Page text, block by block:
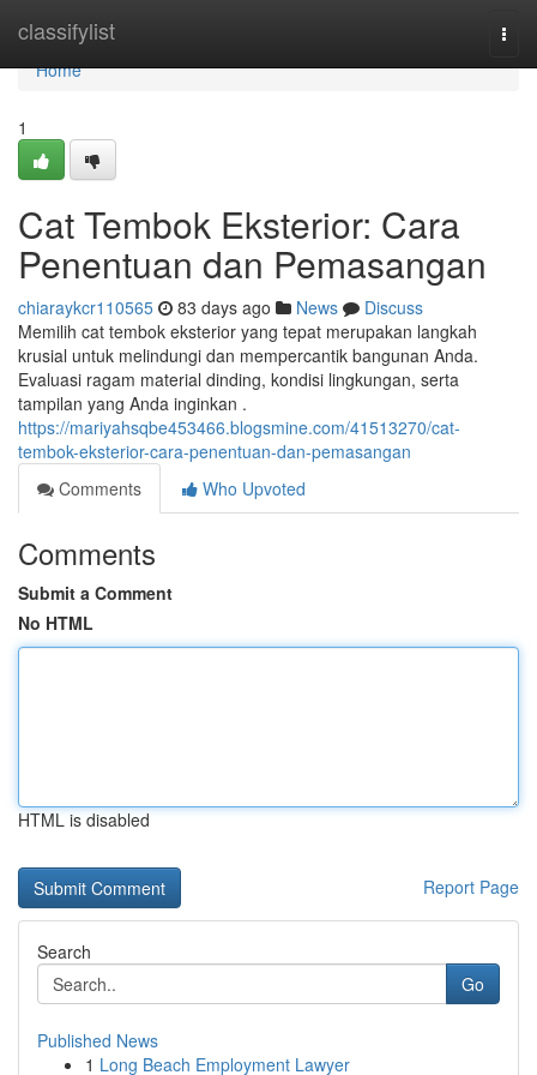
classifylist
Home
Home
1
Cat Tembok Eksterior: Cara
Penentuan dan Pemasangan
chiaraykcr110565 83 days ago News
Discuss
Memilih cat tembok eksterior yang tepat merupakan langkah
krusial untuk melindungi dan mempercantik bangunan Anda.
Evaluasi ragam material dinding, kondisi lingkungan, serta
tampilan yang Anda inginkan .
https://mariyahsqbe453466.blogsmine.com/41513270/cat-
tembok-eksterior-cara-penentuan-dan-pemasangan
Comments
Who Upvoted
Comments
Submit a Comment
No HTML
HTML is disabled
Report Page
Search
Go
Published News
1 Long Beach Employment Lawyer